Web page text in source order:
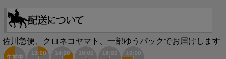
佐川急便、クロネコヤマト、一部ゆうパックでお届けします